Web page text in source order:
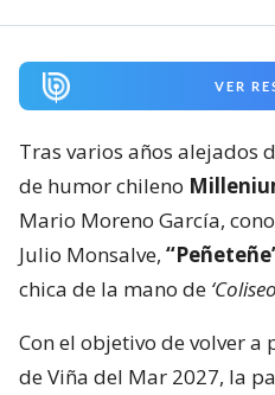
VER
Tras varios años alejados
de humor chileno
Mario Moreno García,
Julio Monsalve,
chica de la mano de
Con el objetivo de volver a
de Viña del Mar 2027, la